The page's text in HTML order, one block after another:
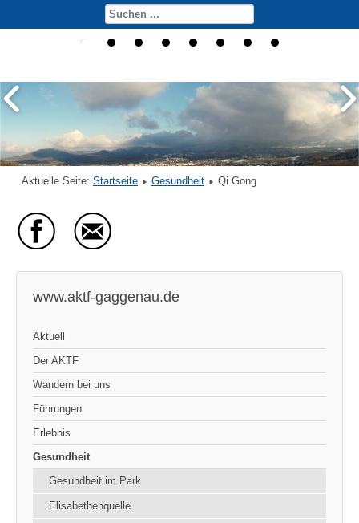
Aktuelle Seite: Startseite Gesundheit Qi Gong
www.aktf-gaggenau.de
Aktuell
Der AKTF
Wandern bei uns
Führungen
Erlebnis
Gesundheit
Gesundheit im Park
Elisabethenquelle